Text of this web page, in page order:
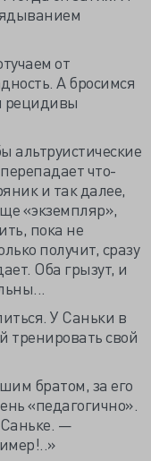
от
А бросимся
рецидивы
альтруистические
что-
и так далее,
«экземпляр»,
пока не
получит, сразу
Оба грызут, и
У Саньки в
тренировать свой
братом, за его
«педагогично».
Саньке. —